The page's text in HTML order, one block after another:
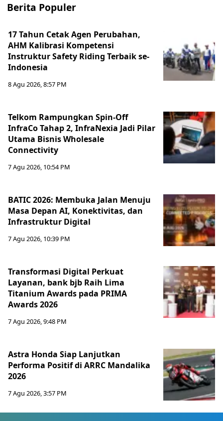
Berita Populer
17 Tahun Cetak Agen Perubahan,
AHM Kalibrasi Kompetensi
Instruktur Safety Riding Terbaik se-
Indonesia
8 Agu 2026, 8:57 PM
Telkom Rampungkan Spin-Off
InfraCo Tahap 2, InfraNexia Jadi Pilar
Utama Bisnis Wholesale
Connectivity
7 Agu 2026, 10:54 PM
BATIC 2026: Membuka Jalan Menuju
Masa Depan AI, Konektivitas, dan
Infrastruktur Digital
7 Agu 2026, 10:39 PM
Transformasi Digital Perkuat
Layanan, bank bjb Raih Lima
Titanium Awards pada PRIMA
Awards 2026
7 Agu 2026, 9:48 PM
Astra Honda Siap Lanjutkan
Performa Positif di ARRC Mandalika
2026
7 Agu 2026, 3:57 PM